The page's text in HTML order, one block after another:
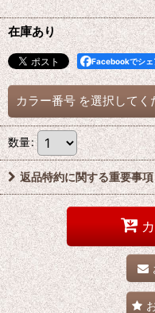
在庫あり
Facebookでシェ
カラー番号 を選択してく
数量:
返品特約に関する重要事項